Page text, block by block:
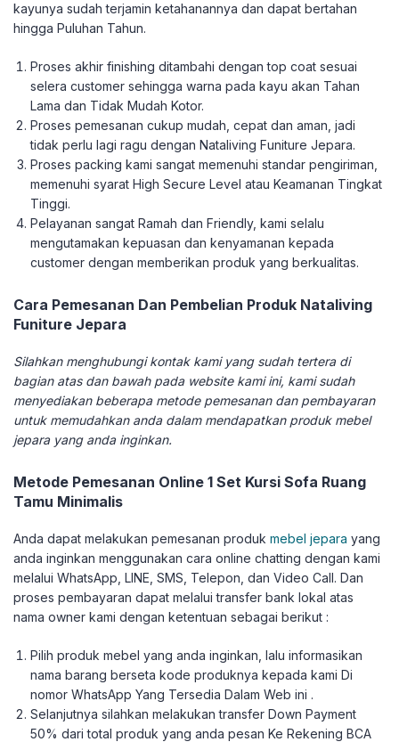
kayunya sudah terjamin ketahanannya dan dapat bertahan
hingga Puluhan Tahun.
Proses akhir finishing ditambahi dengan top coat sesuai
selera customer sehingga warna pada kayu akan Tahan
Lama dan Tidak Mudah Kotor.
Proses pemesanan cukup mudah, cepat dan aman, jadi
tidak perlu lagi ragu dengan Nataliving Funiture Jepara.
Proses packing kami sangat memenuhi standar pengiriman,
memenuhi syarat High Secure Level atau Keamanan Tingkat
Tinggi.
Pelayanan sangat Ramah dan Friendly, kami selalu
mengutamakan kepuasan dan kenyamanan kepada
customer dengan memberikan produk yang berkualitas.
Cara Pemesanan Dan Pembelian Produk Nataliving
Funiture Jepara
Silahkan menghubungi kontak kami yang sudah tertera di
bagian atas dan bawah pada website kami ini, kami sudah
menyediakan beberapa metode pemesanan dan pembayaran
untuk memudahkan anda dalam mendapatkan produk mebel
jepara yang anda inginkan.
Metode Pemesanan Online 1 Set Kursi Sofa Ruang
Tamu Minimalis
Anda dapat melakukan pemesanan produk mebel jepara yang
anda inginkan menggunakan cara online chatting dengan kami
melalui WhatsApp, LINE, SMS, Telepon, dan Video Call. Dan
proses pembayaran dapat melalui transfer bank lokal atas
nama owner kami dengan ketentuan sebagai berikut :
Pilih produk mebel yang anda inginkan, lalu informasikan
nama barang berseta kode produknya kepada kami Di
nomor WhatsApp Yang Tersedia Dalam Web ini .
Selanjutnya silahkan melakukan transfer Down Payment
50% dari total produk yang anda pesan Ke Rekening BCA